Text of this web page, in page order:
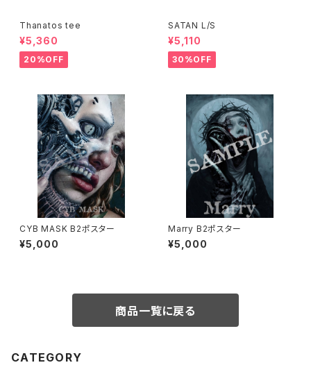
Thanatos tee
¥5,360
20%OFF
SATAN L/S
¥5,110
30%OFF
CYB MASK B2ポスター
¥5,000
Marry B2ポスター
¥5,000
商品一覧に戻る
CATEGORY